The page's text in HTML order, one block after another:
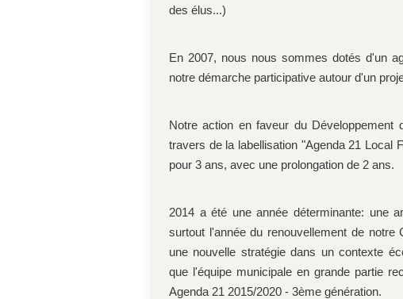
des élus...)
En 2007, nous nous sommes dotés d'un
notre démarche participative autour d'un
Notre action en faveur du Développement
travers de la labellisation "Agenda 21 Local
pour 3 ans, avec une prolongation de 2 ans.
2014 a été une année déterminante: une
surtout l'année du renouvellement de
une nouvelle stratégie dans un contexte
que l'équipe municipale en grande partie
Agenda 21 2015/2020 - 3ème génération.